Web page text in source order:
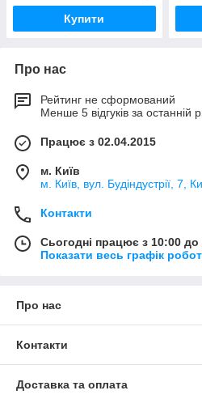
Купити
Про нас
Рейтинг не сформований
Менше 5 відгуків за останній
Працює з 02.04.2015
м. Київ
м. Київ, вул. Будіндустрії, 7,
Контакти
Сьогодні працює з 10:00 до
Показати весь графік
Про нас
Контакти
Доставка та оплата